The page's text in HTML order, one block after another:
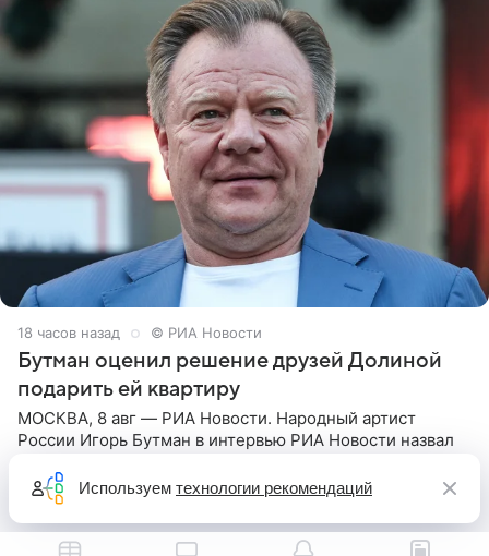
18 часов назад © РИА Новости
Бутман оценил решение друзей Долиной
подарить ей квартиру
МОСКВА, 8 авг — РИА Новости. Народный артист
России Игорь Бутман в интервью РИА Новости назвал
артистки РФ Ларисы Долиной подарить ей квартиру.
Ранее Долина
Используем технологии рекомендаций